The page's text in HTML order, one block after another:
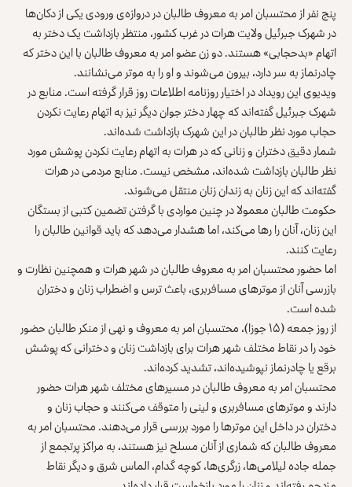
پنج نفر از محتسبان امر به معروف طالبان در دروازه‌ی ورودی یکی از دکان‌ها
در شهرک جبرئیل ولایت هرات در غرب کشور، منتظر بازداشت یک دختر به
اتهام «بدحجابی» هستند. دو زن عضو امر به معروف طالبان با این دختر که
چادرنماز به سر دارد، بیرون می‌شوند و او را به موتر می‌نشانند.
ویدیوی این رویداد در اختیار روزنامه اطلاعات روز قرار گرفته است. منابع در
شهرک جبرئیل گفته‌اند که چهار دختر جوان دیگر نیز به اتهام رعایت نکردن
حجاب مورد نظر طالبان در این شهرک بازداشت شده‌اند.
شمار دقیق دختران و زنانی که در هرات به اتهام رعایت نکردن پوشش مورد
نظر طالبان بازداشت شده‌اند، مشخص نیست. منابع مردمی در هرات
گفته‌اند که این زنان به زندان زنان منتقل می‌شوند.
حکومت طالبان معمولا در چنین مواردی با گرفتن تضمین کتبی از بستگان
این زنان، آنان را رها می‌کند، اما هشدار می‌دهد که باید قوانین طالبان را
رعایت کنند.
اما حضور محتسبان امر به معروف طالبان در شهر هرات و همچنین نظارت و
بازرسی آنان از موترهای مسافربری، باعث ترس و اضطراب زنان و دختران
شده است.
از روز جمعه (۱۵ جوزا)، محتسبان امر به معروف و نهی از منکر طالبان حضور
خود را در نقاط مختلف شهر هرات برای بازداشت زنان و دخترانی که پوشش
برقع یا چادرنماز نپوشیده‌اند، تشدید کرده‌اند.
محتسبان امر به معروف طالبان در مسیرهای مختلف شهر هرات حضور
دارند و موترهای مسافربری و لینی را متوقف می‌کنند و حجاب زنان و
دختران در داخل این موترها را مورد بررسی قرار می‌دهند. محتسبان امر به
معروف طالبان که شماری از آنان مسلح نیز هستند، به مراکز پرتجمع از
جمله جاده لیلامی‌ها، زرگری‌ها، کوچه گدام، الماس شرق و دیگر نقاط